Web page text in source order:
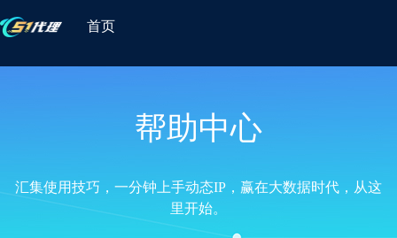
首页
帮助中心
汇集使用技巧，一分钟上手动态IP，赢在大数据时代，从这
里开始。